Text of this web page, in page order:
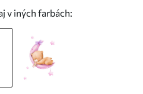
v iných farbách: